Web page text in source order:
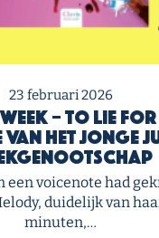
23 februari 2026
Week – To Lie
van het Jonge
een voicenote had
duidelijk van
minuten,…